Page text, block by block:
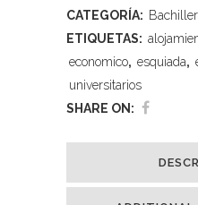
CATEGORÍA:
ETIQUETAS:
economico, esquiada,
universitarios
SHARE ON: